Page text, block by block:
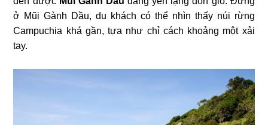
ở Mũi Gành Dầu, du khách có thể nhìn thấy núi rừng
Campuchia khá gần, tựa như chỉ cách khoảng một xải
tay.